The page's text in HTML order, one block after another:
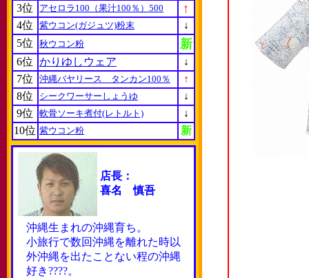
3位
アセロラ100（果汁100％）500 ↑
4位 紫ウコン(ガジュツ)粉末
↓
5位
秋ウコン粉 新
6位 かりゆしウェア
↓
7位
沖縄バヤリース タンカン100％
↑
8位
シークワーサーしょうゆ
↓
9位
軟骨ソーキ煮付(レトルト)
↓
10位 紫ウコン粉 新
店長：
喜名 慎吾
沖縄生まれの沖縄育ち。
小旅行で数回沖縄を離れた時以
外沖縄を出たことない程の沖縄
好き????。